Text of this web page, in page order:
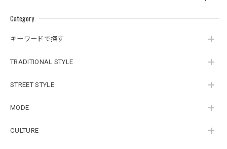
Category
キーワードで探す
TRADITIONAL STYLE
STREET STYLE
MODE
CULTURE